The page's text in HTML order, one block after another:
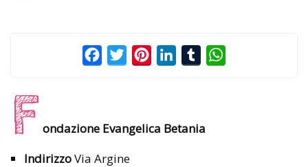
FacebookTwitterPinterestLinkedInTumblr
F ondazione Evangelica Betania
IndirizzoVia Argine